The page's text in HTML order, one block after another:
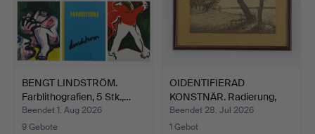
BENGT LINDSTRÖM.
Farblithografien, 5 Stk.,…
Beendet 1. Aug 2026
9 Gebote
OIDENTIFIERAD
KONSTNÄR. Radierung,
Landsch…
Beendet 28. Jul 2026
1 Gebot